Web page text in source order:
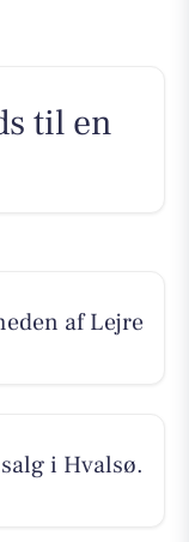
til en
af Lejre
i Hvalsø.